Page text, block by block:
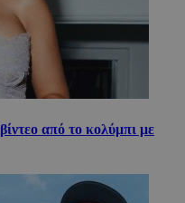
από το κολύμπι με